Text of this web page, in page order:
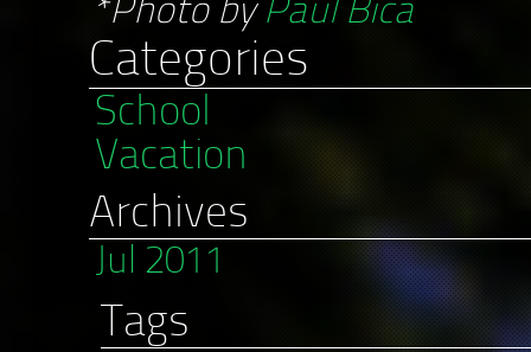
*Photo by Paul Bica
Categories
School
Vacation
Archives
Jul 2011
Tags